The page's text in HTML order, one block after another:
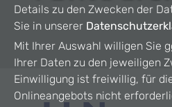
Details zu den Zwecken der
Sie in unserer
Mit Ihrer Auswahl willigen Sie
Ihrer Daten zu den jeweiligen
Einwilligung ist freiwillig, für
Onlineangebots nicht